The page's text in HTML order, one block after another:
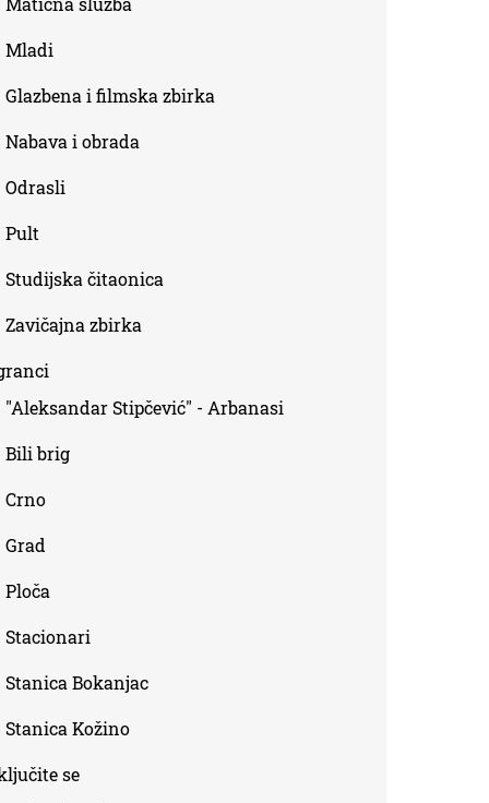
Mladi
Glazbena i filmska zbirka
Nabava i obrada
Odrasli
Pult
Studijska čitaonica
Zavičajna zbirka
"Aleksandar Stipčević" - Arbanasi
Bili brig
Crno
Grad
Ploča
Stacionari
Stanica Bokanjac
Stanica Kožino
se